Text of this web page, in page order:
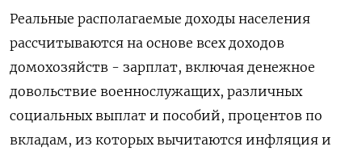
Реальные располагаемые доходы населения
рассчитываются на основе всех доходов
домохозяйств - зарплат, включая денежное
довольствие военнослужащих, различных
социальных выплат и пособий, процентов по
вкладам, из которых вычитаются инфляция и